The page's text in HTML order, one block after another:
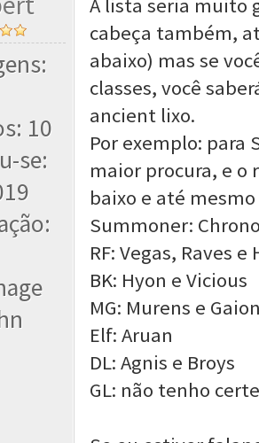
10
se:
A lista seria muito
cabeça também,
abaixo) mas se
classes, você
ancient lixo.
Por exemplo: para
maior procura, e o
baixo e até
Summoner:
RF: Vegas, Raves
BK: Hyon e Vicious
MG: Murens e
Elf: Aruan
DL: Agnis e Broys
GL: não tenho